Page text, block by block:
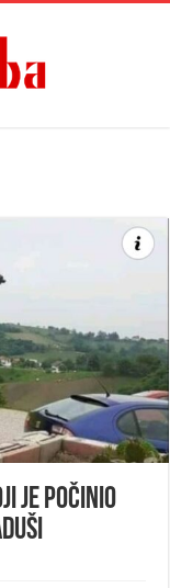
je počinio